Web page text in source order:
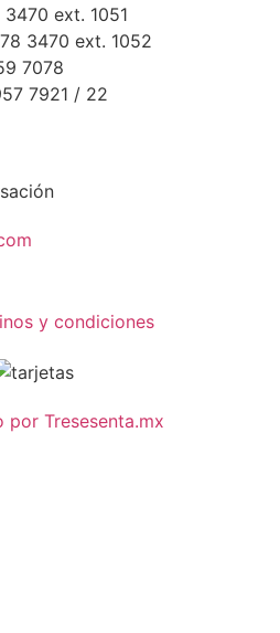
3470 ext. 1051
3470 ext. 1052
7078
7921 / 22
y condiciones
por Tresesenta.mx